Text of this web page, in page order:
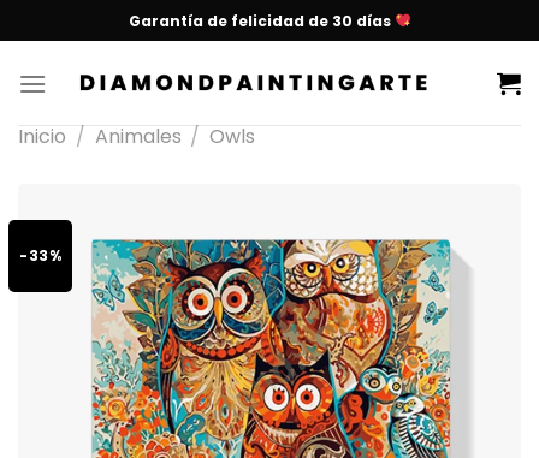
Garantía de felicidad de 30 días
Inicio / Animales / Owls
-33%